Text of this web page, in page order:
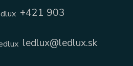
+421 903
ledlux@ledlux.sk